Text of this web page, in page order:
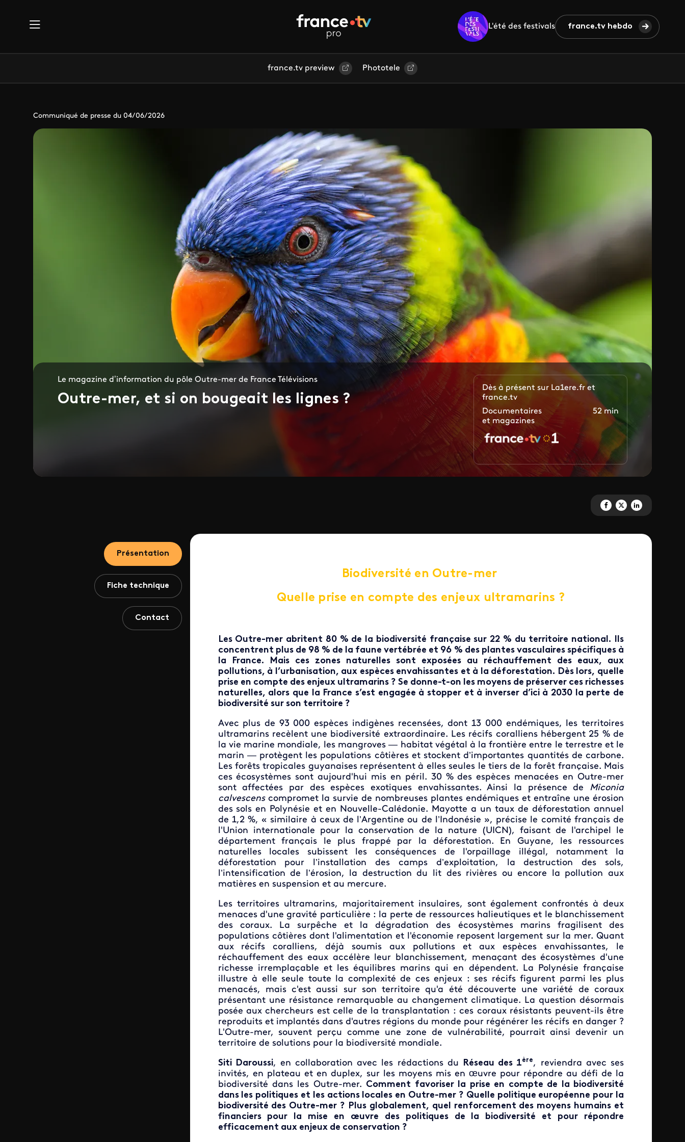
L'été des festivals france.tv hebdo
france.tv preview Phototele
Communiqué de presse du 04/06/2026
Le magazine d’information du pôle Outre-mer de France Télévisions
Outre-mer, et si on bougeait les lignes ?
Dès à présent sur La1ere.fr et
france.tv
Documentaires
et magazines
52 min
Partagez 'Outre-mer, et si on
Partagez 'Outre-mer, et
Partagez 'Outre-
Présentation
Fiche technique
Contact
Biodiversité en Outre-mer
Quelle prise en compte des enjeux ultramarins ?
Les Outre-mer abritent 80 % de la biodiversité française sur 22 % du territoire national. Ils
concentrent plus de 98 % de la faune vertébrée et 96 % des plantes vasculaires spécifiques à
la France. Mais ces zones naturelles sont exposées au réchauffement des eaux, aux
pollutions, à l’urbanisation, aux espèces envahissantes et à la déforestation. Dès lors, quelle
prise en compte des enjeux ultramarins ? Se donne-t-on les moyens de préserver ces richesses
naturelles, alors que la France s’est engagée à stopper et à inverser d’ici à 2030 la perte de
biodiversité sur son territoire ?
Avec plus de 93 000 espèces indigènes recensées, dont 13 000 endémiques, les territoires
ultramarins recèlent une biodiversité extraordinaire. Les récifs coralliens hébergent 25 % de
la vie marine mondiale, les mangroves — habitat végétal à la frontière entre le terrestre et le
marin — protègent les populations côtières et stockent d’importantes quantités de carbone.
Les forêts tropicales guyanaises représentent à elles seules le tiers de la forêt française. Mais
ces écosystèmes sont aujourd'hui mis en péril. 30 % des espèces menacées en Outre-mer
sont affectées par des espèces exotiques envahissantes. Ainsi la présence de Miconia
calvescenscompromet la survie de nombreuses plantes endémiques et entraîne une érosion
des sols en Polynésie et en Nouvelle-Calédonie. Mayotte a un taux de déforestation annuel
de 1,2 %, « similaire à ceux de l’Argentine ou de l’Indonésie », précise le comité français de
l'Union internationale pour la conservation de la nature (UICN), faisant de l'archipel le
département français le plus frappé par la déforestation. En Guyane, les ressources
naturelles locales subissent les conséquences de l'orpaillage illégal, notamment la
déforestation pour l’installation des camps d’exploitation, la destruction des sols,
l’intensification de l’érosion, la destruction du lit des rivières ou encore la pollution aux
matières en suspension et au mercure.
Les territoires ultramarins, majoritairement insulaires, sont également confrontés à deux
menaces d'une gravité particulière : la perte de ressources halieutiques et le blanchissement
des coraux. La surpêche et la dégradation des écosystèmes marins fragilisent des
populations côtières dont l'alimentation et l'économie reposent largement sur la mer. Quant
aux récifs coralliens, déjà soumis aux pollutions et aux espèces envahissantes, le
réchauffement des eaux accélère leur blanchissement, menaçant des écosystèmes d'une
richesse irremplaçable et les équilibres marins qui en dépendent. La Polynésie française
illustre à elle seule toute la complexité de ces enjeux : ses récifs figurent parmi les plus
menacés, mais c'est aussi sur son territoire qu'a été découverte une variété de coraux
présentant une résistance remarquable au changement climatique. La question désormais
posée aux chercheurs est celle de la transplantation : ces coraux résistants peuvent-ils être
reproduits et implantés dans d'autres régions du monde pour régénérer les récifs en danger ?
L'Outre-mer, souvent perçu comme une zone de vulnérabilité, pourrait ainsi devenir un
territoire de solutions pour la biodiversité mondiale.
Siti Daroussi, en collaboration avec les rédactions du Réseau des 1ère, reviendra avec ses
invités, en plateau et en duplex, sur les moyens mis en œuvre pour répondre au défi de la
biodiversité dans les Outre-mer. Comment favoriser la prise en compte de la biodiversité
dans les politiques et les actions locales en Outre-mer ? Quelle politique européenne pour la
biodiversité des Outre-mer ? Plus globalement, quel renforcement des moyens humains et
financiers pour la mise en œuvre
des politiques de la biodiversité et pour répondre
efficacement aux enjeux de conservation ?